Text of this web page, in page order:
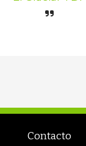
Contacto